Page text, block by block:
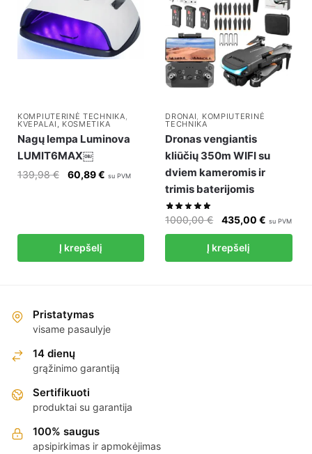
KOMPIUTERINĖ TECHNIKA,
KVEPALAI, KOSMETIKA
Nagų lempa Luminova
LUMIT6MAX￼
139,98€
Original
60,89€ Current
su PVM
Į krepšelį
DRONAI, KOMPIUTERINĖ
TECHNIKA
Dronas vengiantis
kliūčių 350m WIFI su
dviem kameromis ir
trimis baterijomis
1000,00€
Original
price
was:
1000,00 €.
435,00€ Current
price
435,00 €.
su PVM
Į krepšelį
Pristatymas
visame pasaulyje
14 dienų
grąžinimo garantiją
Sertifikuoti
produktai su garantija
100% saugus
apsipirkimas ir apmokėjimas